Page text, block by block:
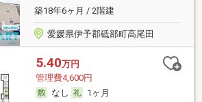
築18年6ヶ月 / 2階建
愛媛県伊予郡砥部町高尾田
5.40万円
管理費4,600円
なし
1ヶ月